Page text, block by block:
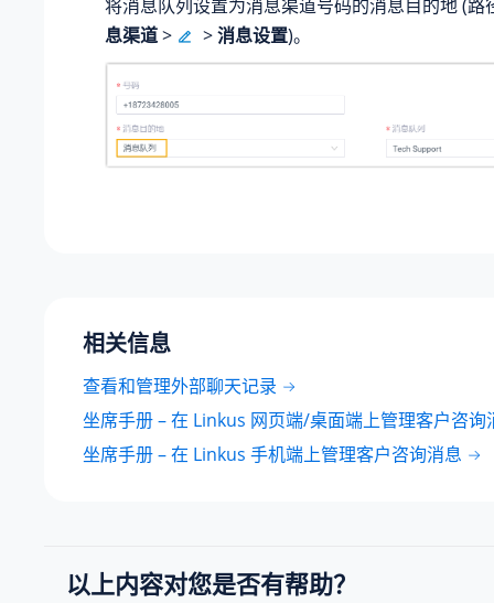
将消息队列设置为消息渠道号码的消息目的地 (路
息渠道> >消息设置)。
相关信息
查看和管理外部聊天记录
坐席手册 – 在 Linkus 网页端/桌面端上管理客户咨询
坐席手册 – 在 Linkus 手机端上管理客户咨询消息
以上内容对您是否有帮助？